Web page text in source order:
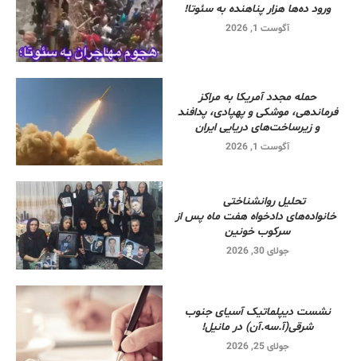
ورود ده‌ها هزار پناهنده به سئوتا!
آگوست 1, 2026
حمله مجدد آمریکا به مراکز
فرماندهی، موشکی و پهپادی، پدافند
و زیرساخت‌های دریایی ایران
آگوست 1, 2026
تحلیل روانشناختی
خانواده‌های دادخواه هفت ماه پس از
سرکوب خونین
جولای 30, 2026
نشست دیپلماتیک آسیای جنوب
شرقی‌(آ.سه.آن) در مانیل!
جولای 25, 2026